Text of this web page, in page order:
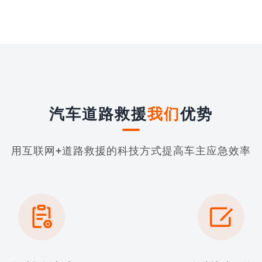
汽车道路救援我们优势
用互联网+道路救援的科技方式提高车主应急效率
 